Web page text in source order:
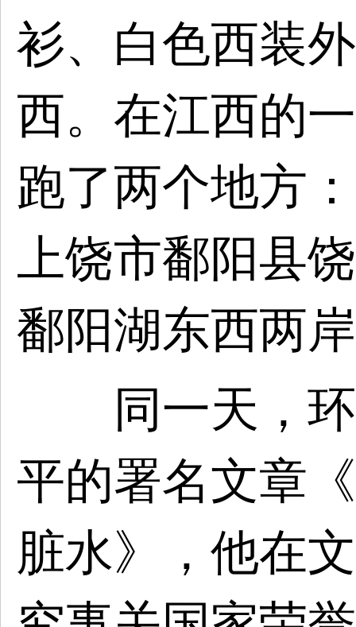
衫、白色西装
西。在江西的
跑了两个地方
上饶市鄱阳县
鄱阳湖东西两
同一天，环
平的署名文章
脏水》，他在